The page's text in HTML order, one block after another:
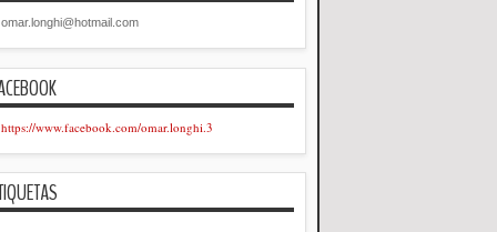
omar.longhi@hotmail.com
https://www.facebook.com/omar.longhi.3